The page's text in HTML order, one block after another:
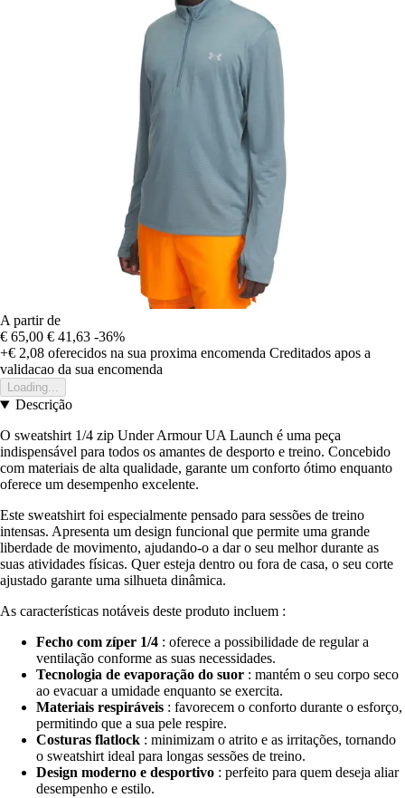
A partir de
€ 65,00 € 41,63 -36%
+€ 2,08 oferecidos na sua proxima encomenda Creditados apos a
validacao da sua encomenda
Loading...
Descrição
O sweatshirt 1/4 zip Under Armour UA Launch é uma peça
indispensável para todos os amantes de desporto e treino. Concebido
com materiais de alta qualidade, garante um conforto ótimo enquanto
oferece um desempenho excelente.
Este sweatshirt foi especialmente pensado para sessões de treino
intensas. Apresenta um design funcional que permite uma grande
liberdade de movimento, ajudando-o a dar o seu melhor durante as
suas atividades físicas. Quer esteja dentro ou fora de casa, o seu corte
ajustado garante uma silhueta dinâmica.
As características notáveis deste produto incluem :
Fecho com zíper 1/4 : oferece a possibilidade de regular a
ventilação conforme as suas necessidades.
Tecnologia de evaporação do suor : mantém o seu corpo seco
ao evacuar a umidade enquanto se exercita.
Materiais respiráveis : favorecem o conforto durante o esforço,
permitindo que a sua pele respire.
Costuras flatlock : minimizam o atrito e as irritações, tornando
o sweatshirt ideal para longas sessões de treino.
Design moderno e desportivo : perfeito para quem deseja aliar
desempenho e estilo.